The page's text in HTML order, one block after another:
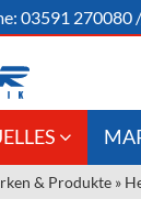
03591 270080
Gastronomie &
& Produkte »